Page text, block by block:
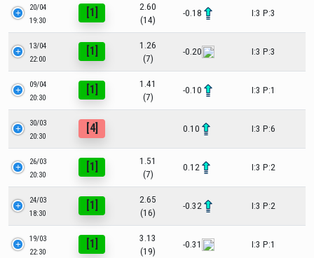
20/04
19:30
[1]
2.60
(14)
-0.18 I:3 P:3
13/04
22:00
[1]
1.26
(7)
-0.20 I:3 P:3
09/04
20:30
[1]
1.41
(7)
-0.10 I:3 P:1
30/03
20:30
[4] 0.10 I:3 P:6
26/03
20:30
[1]
1.51
(7)
0.12 I:3 P:2
24/03
18:30
[1]
2.65
(16)
-0.32 I:3 P:2
19/03
22:30
[1]
3.13
(19)
-0.31 I:3 P:1